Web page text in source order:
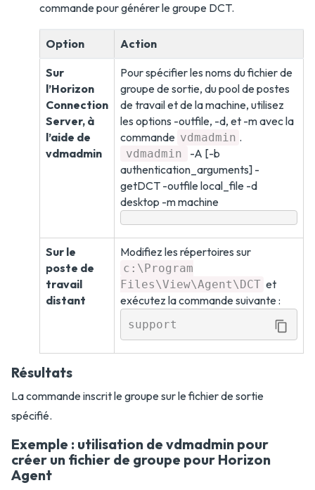
commande pour générer le groupe DCT.
Option Action
Sur
l’Horizon
Connection
Server, à
l’aide de
vdmadmin
Pour spécifier les noms du fichier de
groupe de sortie, du pool de postes
de travail et de la machine, utilisez
les options -outfile, -d, et -m avec la
commande vdmadmin .
vdmadmin
-A [-b
authentication_arguments] -
getDCT -outfile local_file -d
desktop -m machine
Sur le
poste de
travail
distant
Modifiez les répertoires sur
c:\Program
Files\View\Agent\DCT et
exécutez la commande suivante :
support
Résultats
La commande inscrit le groupe sur le fichier de sortie
spécifié.
Exemple : utilisation de vdmadmin pour
créer un fichier de groupe pour Horizon
Agent